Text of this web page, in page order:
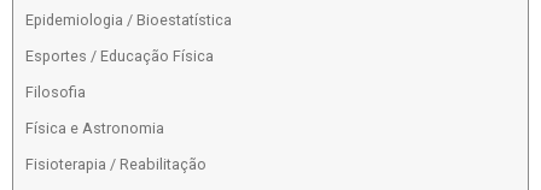
Epidemiologia / Bioestatística
Esportes / Educação Física
Filosofia
Física e Astronomia
Fisioterapia / Reabilitação